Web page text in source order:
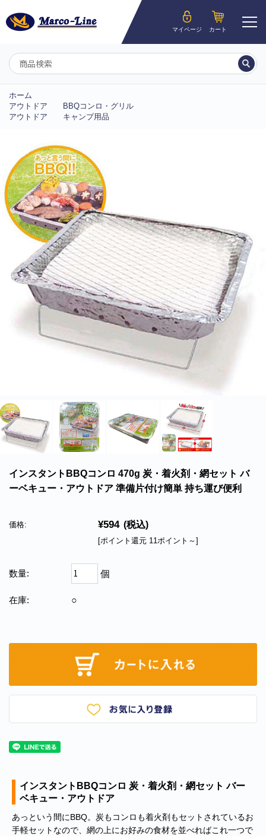
マイページ カート
ホーム
アウトドア
BBQコンロ・グリル
アウトドア
キャンプ用品
インスタントBBQコンロ 470g 炭・着火剤・網セット バ
ーベキュー・アウトドア 準備片付け簡単 持ち運び便利
価格: ¥594 (税込)
[ポイント還元 11ポイント～]
数量: 個
在庫: ○
インスタントBBQコンロ 炭・着火剤・網セット バー
ベキュー・アウトドア
あっという間にBBQ。炭もコンロも着火剤もセットされているお
手軽セットなので、網の上にお好みの食材を並べればこれ一つで
ようこそ__MEMBER_LASTNAME__様
マイページ
北海道・沖縄のお客様には一部送料のご負担をお願いいたします。割引サービスは一
部除外品があります。